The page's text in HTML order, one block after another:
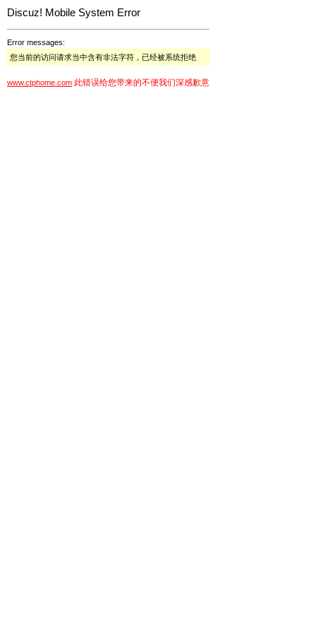
Discuz! Mobile System Error
Error messages:
您当前的访问请求当中含有非法字符，已经被系统拒绝
www.ctphome.com 此错误给您带来的不便我们深感歉意